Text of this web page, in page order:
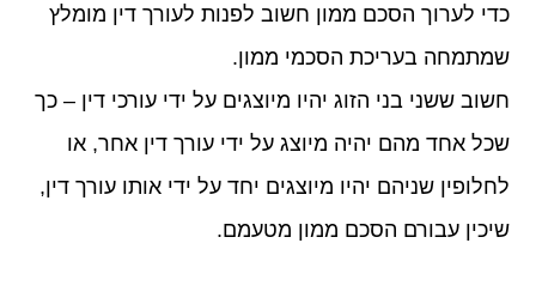
כדי לערוך הסכם ממון חשוב לפנות לעורך דין מומלץ
שמתמחה בעריכת הסכמי ממון.
חשוב ששני בני הזוג יהיו מיוצגים על ידי עורכי דין – כך
שכל אחד מהם יהיה מיוצג על ידי עורך דין אחר, או
לחלופין שניהם יהיו מיוצגים יחד על ידי אותו עורך דין,
שיכין עבורם הסכם ממון מטעמם.